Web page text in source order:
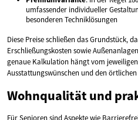
umfassender individueller
besonderen Techniklösungen
Diese Preise schließen das Grundstück,
Erschließungskosten sowie
genaue Kalkulation hängt vom
Ausstattungswünschen und den
Wohnqualität und
Für Senioren sind Aspekte wie